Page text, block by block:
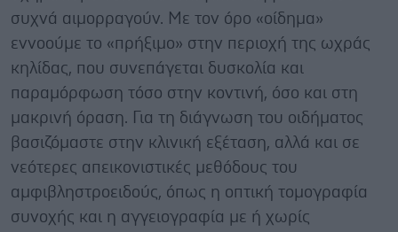
συχνά αιμορραγούν. Με τον όρο «οίδημα»
εννοούμε το «πρήξιμο» στην περιοχή της ωχράς
κηλίδας, που συνεπάγεται δυσκολία και
παραμόρφωση τόσο στην κοντινή, όσο και στη
μακρινή όραση. Για τη διάγνωση του οιδήματος
βασιζόμαστε στην κλινική εξέταση, αλλά και σε
νεότερες απεικονιστικές μεθόδους του
αμφιβληστροειδούς, όπως η οπτική τομογραφία
συνοχής και η αγγειογραφία με ή χωρίς